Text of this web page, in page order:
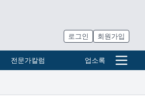
로그인 회원가입
전문가칼럼 업소록